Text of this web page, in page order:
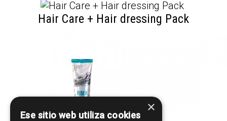
Hair Care + Hair dressing Pack
×
Ese sitio web utiliza cookies